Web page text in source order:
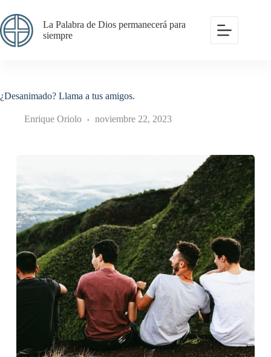
al
contenido
La Palabra de Dios permanecerá para
siempre
¿Desanimado? Llama a tus amigos.
Enrique Oriolo noviembre 22, 2023